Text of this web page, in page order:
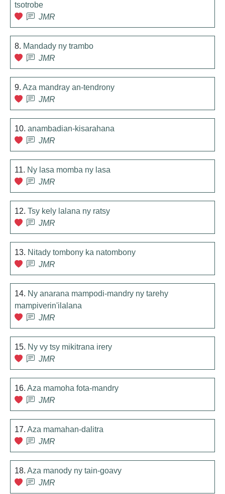
tsotrobe
JMR
8. Mandady ny trambo
JMR
9. Aza mandray an-tendrony
JMR
10. anambadian-kisarahana
JMR
11. Ny lasa momba ny lasa
JMR
12. Tsy kely lalana ny ratsy
JMR
13. Nitady tombony ka natombony
JMR
14. Ny anarana mampodi-mandry ny tarehy
mampiverin'ilalana
JMR
15. Ny vy tsy mikitrana irery
JMR
16. Aza mamoha fota-mandry
JMR
17. Aza mamahan-dalitra
JMR
18. Aza manody ny tain-goavy
JMR